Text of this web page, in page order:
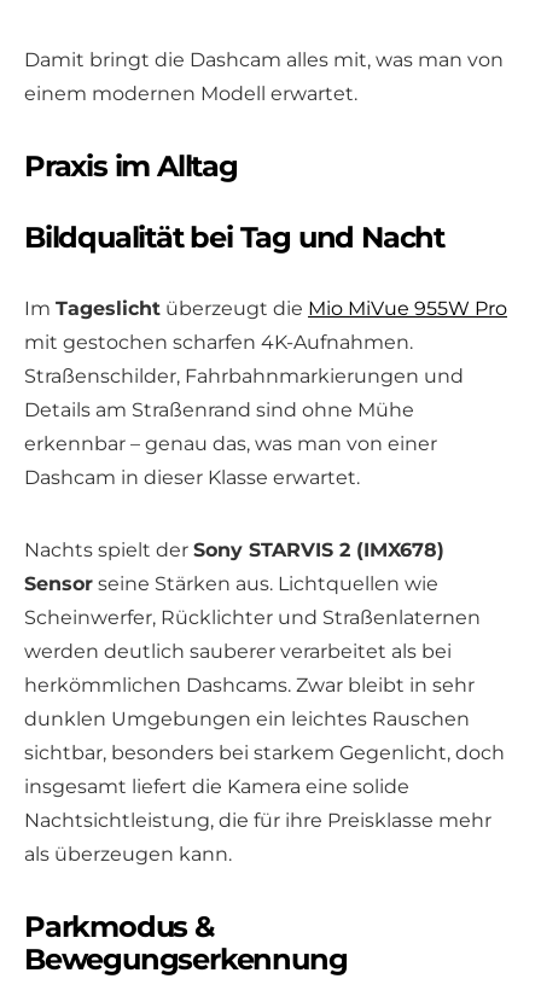
Damit bringt die Dashcam alles mit, was man von
einem modernen Modell erwartet.
Praxis im Alltag
Bildqualität bei Tag und Nacht
Im Tageslicht überzeugt die Mio MiVue 955W Pro
mit gestochen scharfen 4K-Aufnahmen.
Straßenschilder, Fahrbahnmarkierungen und
Details am Straßenrand sind ohne Mühe
erkennbar – genau das, was man von einer
Dashcam in dieser Klasse erwartet.
Nachts spielt der Sony STARVIS 2 (IMX678)
Sensor seine Stärken aus. Lichtquellen wie
Scheinwerfer, Rücklichter und Straßenlaternen
werden deutlich sauberer verarbeitet als bei
herkömmlichen Dashcams. Zwar bleibt in sehr
dunklen Umgebungen ein leichtes Rauschen
sichtbar, besonders bei starkem Gegenlicht, doch
insgesamt liefert die Kamera eine solide
Nachtsichtleistung, die für ihre Preisklasse mehr
als überzeugen kann.
Parkmodus &
Bewegungserkennung